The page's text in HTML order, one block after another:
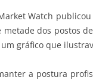
Watch
dos postos
gráfico que
a postura